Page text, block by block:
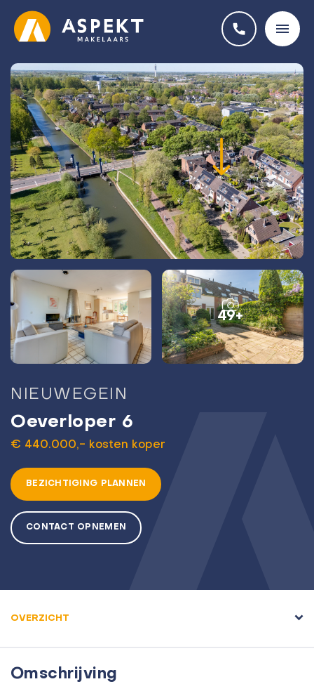
49+
NIEUWEGEIN
Oeverloper 6
€ 440.000,- kosten koper
BEZICHTIGING PLANNEN
CONTACT OPNEMEN
OVERZICHT
Omschrijving